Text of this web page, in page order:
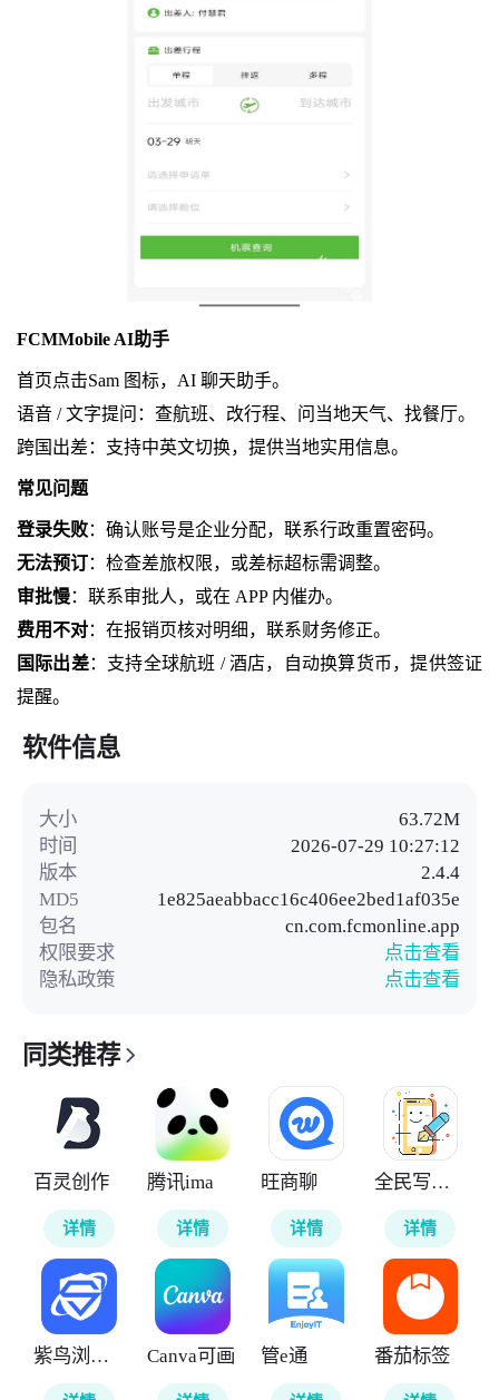
FCMMobile AI助手
首页点击Sam 图标，AI 聊天助手。
语音 / 文字提问：查航班、改行程、问当地天气、找餐厅。
跨国出差：支持中英文切换，提供当地实用信息。
常见问题
登录失败：确认账号是企业分配，联系行政重置密码。
无法预订：检查差旅权限，或差标超标需调整。
审批慢：联系审批人，或在 APP 内催办。
费用不对：在报销页核对明细，联系财务修正。
国际出差：支持全球航班 / 酒店，自动换算货币，提供签证
提醒。
软件信息
大小
63.72M
时间
2026-07-29 10:27:12
版本
2.4.4
MD5
1e825aeabbacc16c406ee2bed1af035e
包名
cn.com.fcmonline.app
权限要求
点击查看
隐私政策
点击查看
同类推荐
百灵创作
详情
腾讯ima
详情
旺商聊
详情
全民写小说
详情
紫鸟浏览器 Canva可画 管e通 番茄标签